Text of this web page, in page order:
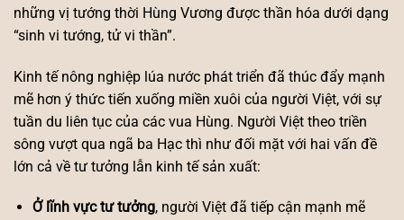
những vị tướng thời Hùng Vương được thần hóa dưới dạng
“sinh vi tướng, tử vi thần”.
Kinh tế nông nghiệp lúa nước phát triển đã thúc đẩy mạnh
mẽ hơn ý thức tiến xuống miền xuôi của người Việt, với sự
tuần du liên tục của các vua Hùng. Người Việt theo triền
sông vượt qua ngã ba Hạc thì như đối mặt với hai vấn đề
lớn cả về tư tưởng lẫn kinh tế sản xuất:
Ở lĩnh vực tư tưởng, người Việt đã tiếp cận mạnh mẽ